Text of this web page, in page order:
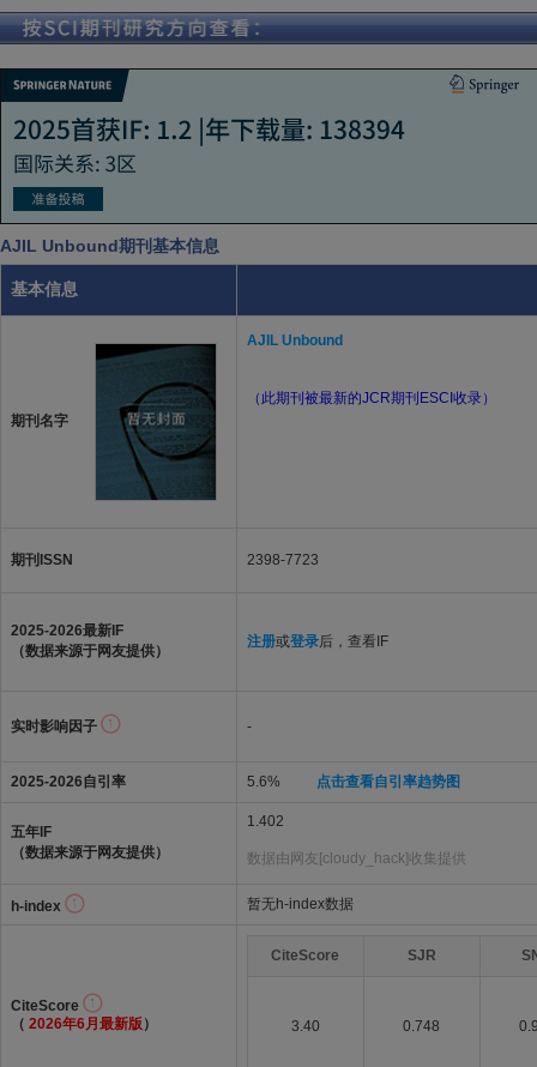
AJIL Unbound期刊基本信息
基本信息
期刊名字
AJIL Unbound
（此期刊被最新的JCR期刊ESCI收录）
期刊ISSN 2398-7723
2025-2026最新IF
（数据来源于网友提供）
注册或登录后，查看IF
实时影响因子 -
2025-2026自引率 5.6% 点击查看自引率趋势图
五年IF
（数据来源于网友提供）
1.402
数据由网友[cloudy_hack]收集提供
h-index 暂无h-index数据
CiteScore
（ 2026年6月最新版 ）
CiteScore SJR
3.40 0.748